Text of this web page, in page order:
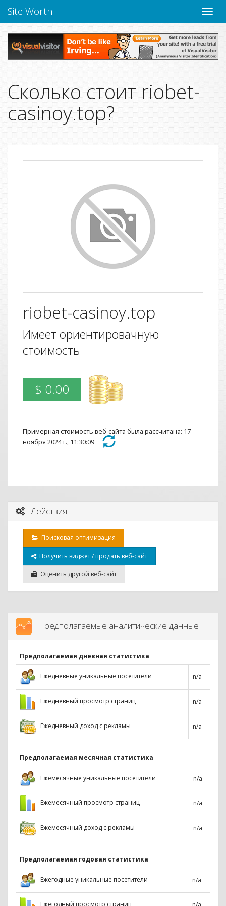
Site Worth
Сколько стоит riobet-
casinoy.top?
riobet-casinoy.top
Имеет ориентировачную
стоимость
$ 0.00
Примерная стоимость веб-сайта была рассчитана: 17
ноября 2024 г., 11:30:09
Действия
Поисковая оптимизация
Получить виджет / продать веб-сайт
Оценить другой веб-сайт
Предполагаемые аналитические данные
Предполагаемая дневная статистика
Ежедневные уникальные посетители n/a
Ежедневный просмотр страниц n/a
Ежедневный доход с рекламы n/a
Предполагаемая месячная статистика
Ежемесячные уникальные посетители n/a
Ежемесячный просмотр страниц n/a
Ежемесячный доход с рекламы n/a
Предполагаемая годовая статистика
Ежегодные уникальные посетители n/a
Ежегодный просмотр страниц